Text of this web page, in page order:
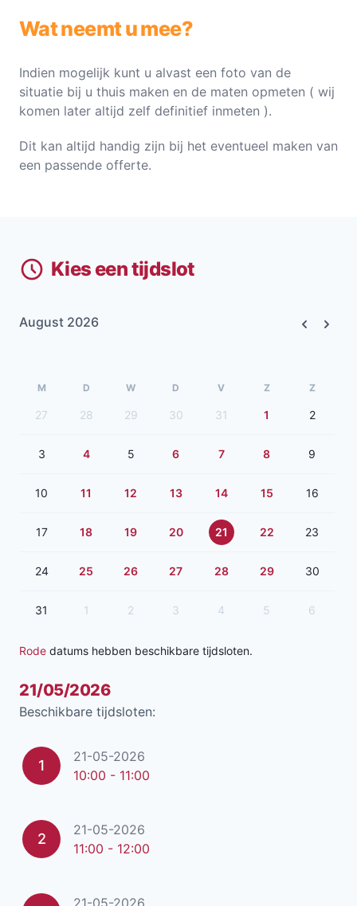
Wat neemt u mee?
Indien mogelijk kunt u alvast een foto van de
situatie bij u thuis maken en de maten opmeten ( wij
komen later altijd zelf definitief inmeten ).
Dit kan altijd handig zijn bij het eventueel maken van
een passende offerte.
Kies een tijdslot
August 2026
M D W D V Z Z
27 28 29 30 31 1 2
3 4 5 6 7 8 9
10 11 12 13 14 15 16
17 18 19 20 21 22 23
24 25 26 27 28 29 30
31 1 2 3 4 5 6
Rode datums hebben beschikbare tijdsloten.
21/05/2026
Beschikbare tijdsloten:
1
21-05-2026
10:00 - 11:00
2
21-05-2026
11:00 - 12:00
21-05-2026